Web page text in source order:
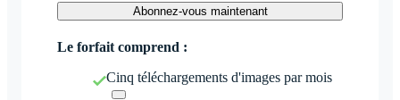
Abonnez-vous maintenant
Le forfait comprend :
Cinq téléchargements d'images par mois